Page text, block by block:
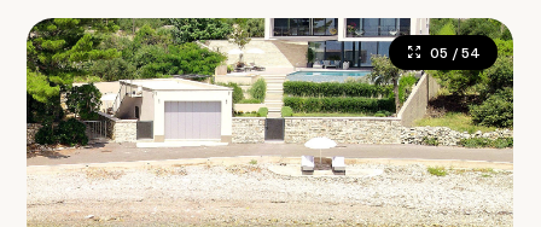
05 / 54